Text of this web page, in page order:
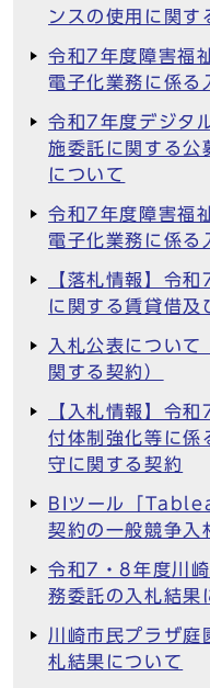
ンスの使用に関す
令和7年度障害福
電子化業務に係る
令和7年度デジタ
施委託に関する公
について
令和7年度障害福
電子化業務に係る
【落札情報】令
に関する賃貸借及
入札公表につい
関する契約）
【入札情報】令
付体制強化等に係
守に関する契約
BIツール「
契約の一般競争入
令和7・8年度川
務委託の入札結果
川崎市民プラザ庭
札結果について